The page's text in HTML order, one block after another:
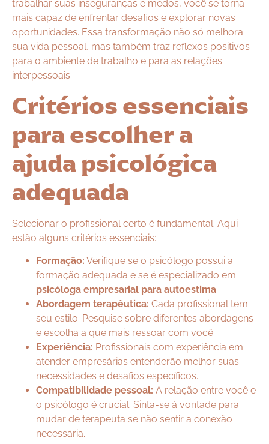
trabalhar suas inseguranças e medos, você se torna
mais capaz de enfrentar desafios e explorar novas
oportunidades. Essa transformação não só melhora
sua vida pessoal, mas também traz reflexos positivos
para o ambiente de trabalho e para as relações
interpessoais.
Critérios essenciais
para escolher a
ajuda psicológica
adequada
Selecionar o profissional certo é fundamental. Aqui
estão alguns critérios essenciais:
Formação: Verifique se o psicólogo possui a
formação adequada e se é especializado em
psicóloga empresarial para autoestima.
Abordagem terapêutica: Cada profissional tem
seu estilo. Pesquise sobre diferentes abordagens
e escolha a que mais ressoar com você.
Experiência: Profissionais com experiência em
atender empresárias entenderão melhor suas
necessidades e desafios específicos.
Compatibilidade pessoal: A relação entre você e
o psicólogo é crucial. Sinta-se à vontade para
mudar de terapeuta se não sentir a conexão
necessária.